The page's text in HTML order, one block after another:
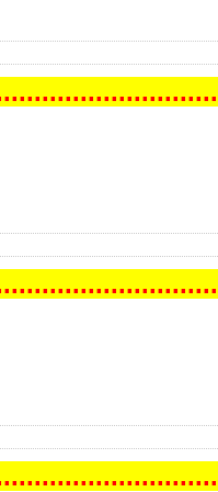
...........................
...........................
...........................